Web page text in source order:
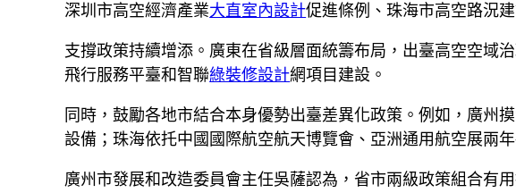
深圳市高空經濟產業大直室內設計促進條例、珠海市高空路況
支撐政策持續增添。廣東在省級層面統籌布局，出臺高空空域
飛行服務平臺和智聯綠裝修設計網項目建設。
同時，鼓勵各地市結合本身優勢出臺差異化政策。例如，廣州
設備；珠海依托中國國際航空航天博覽會、亞洲通用航空展兩
廣州市發展和改造委員會主任吳薩認為，省市兩級政策組合有